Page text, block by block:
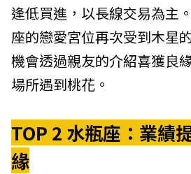
逢低買進，以長線交易為主
座的戀愛宮位再次受到木星
機會透過親友的介紹喜獲良
場所遇到桃花。
TOP 2 水瓶座：業績
緣